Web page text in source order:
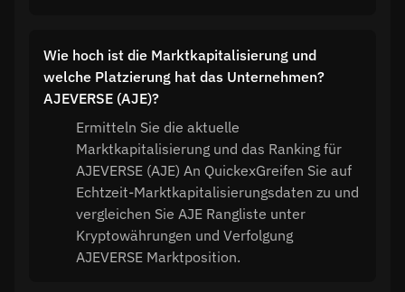
Wie hoch ist die Marktkapitalisierung und
welche Platzierung hat das Unternehmen?
AJEVERSE (AJE)?
Ermitteln Sie die aktuelle
Marktkapitalisierung und das Ranking für
AJEVERSE (AJE) An QuickexGreifen Sie auf
Echtzeit-Marktkapitalisierungsdaten zu und
vergleichen Sie AJE Rangliste unter
Kryptowährungen und Verfolgung
AJEVERSE Marktposition.